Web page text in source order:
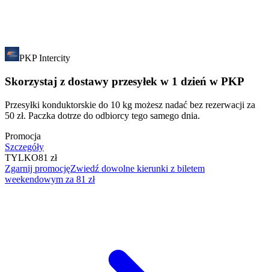
PKP Intercity
Skorzystaj z dostawy przesyłek w 1 dzień w PKP
Przesyłki konduktorskie do 10 kg możesz nadać bez rezerwacji za
50 zł. Paczka dotrze do odbiorcy tego samego dnia.
Promocja
Szczegóły
TYLKO81 zł
Zgarnij promocjęZwiedź dowolne kierunki z biletem
weekendowym za 81 zł